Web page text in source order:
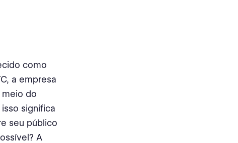
como
a empresa
do
significa
seu público
A